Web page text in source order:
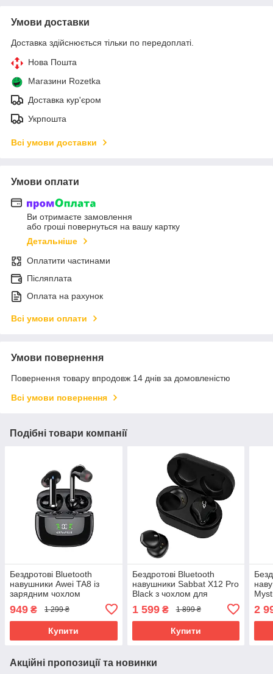
Умови доставки
Доставка здійснюється тільки по передоплаті.
Нова Пошта
Магазини Rozetka
Доставка кур'єром
Укрпошта
Всі умови доставки
Умови оплати
Ви отримаєте замовлення
або гроші повернуться на вашу картку
Детальніше
Оплатити частинами
Післяплата
Оплата на рахунок
Всі умови оплати
Умови повернення
Повернення товару впродовж 14 днів за домовленістю
Всі умови повернення
Подібні товари компанії
Бездротові Bluetooth
навушники Awei TA8 із
зарядним чохлом
949 ₴ 1 299 ₴
Купити
Бездротові Bluetooth
навушники Sabbat X12 Pro
Black з чохлом для
зарядки 750 мАг (Чорний)
1 599₴ 1 899 ₴
Купити
2
Акційні пропозиції та новинки